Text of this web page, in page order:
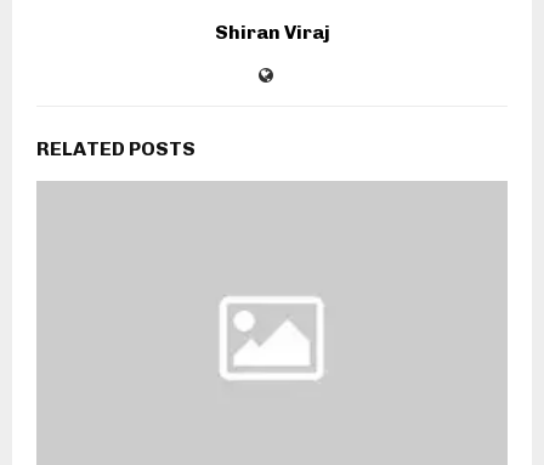
Shiran Viraj
RELATED POSTS